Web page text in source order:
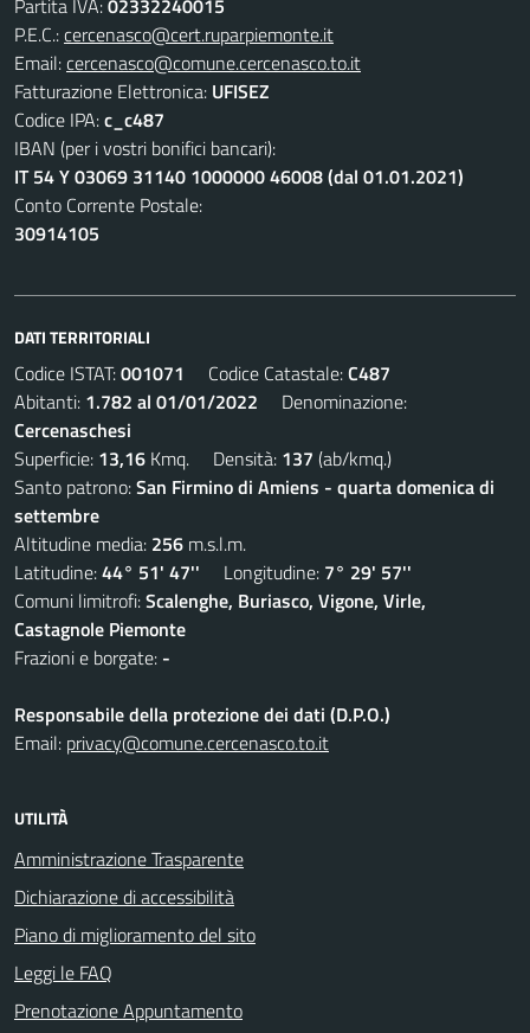
Partita IVA:02332240015
P.E.C.:cercenasco@cert.ruparpiemonte.it
Email:cercenasco@comune.cercenasco.to.it
Fatturazione Elettronica: UFISEZ
Codice IPA:c_c487
IBAN (per i vostri bonifici bancari):
IT 54 Y 03069 31140 1000000 46008 (dal 01.01.2021)
Conto Corrente Postale:
30914105
DATI TERRITORIALI
Codice ISTAT:001071 Codice Catastale:C487
Abitanti: 1.782 al 01/01/2022 Denominazione:
Cercenaschesi
Superficie: 13,16 Kmq. Densità: 137 (ab/kmq.)
Santo patrono:San Firmino di Amiens - quarta domenica di
settembre
Altitudine media: 256 m.s.l.m.
Latitudine:44° 51' 47'' Longitudine: 7° 29' 57''
Comuni limitrofi:Scalenghe, Buriasco, Vigone, Virle,
Castagnole Piemonte
Frazioni e borgate: -
Responsabile della protezione dei dati (D.P.O.)
Email: privacy@comune.cercenasco.to.it
UTILITÀ
Amministrazione Trasparente
Dichiarazione di accessibilità
Piano di miglioramento del sito
Leggi le FAQ
Prenotazione Appuntamento